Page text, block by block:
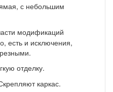
с небольшим
модификаций
есть и исключения,
отделку.
каркас.